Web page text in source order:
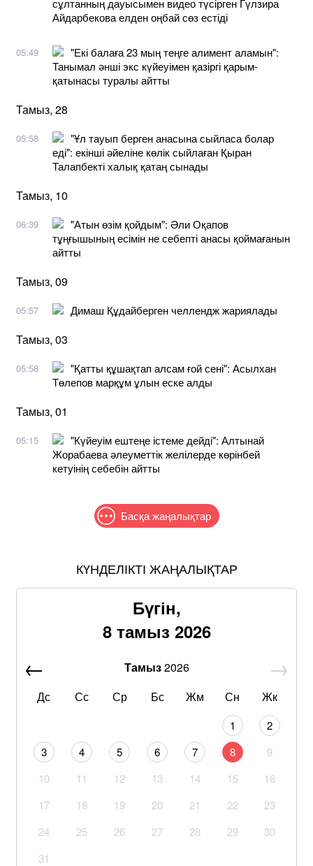
Айдарбекова елден оңбай сөз естіді
05:49
"Екі балаға 23 мың теңге алимент аламын":
Танымал әнші экс күйеуімен қазіргі қарым-
қатынасы туралы айтты
Тамыз, 28
05:58
"Ұл тауып берген анасына сыйласа болар
еді": екінші әйеліне көлік сыйлаған Қыран
Талапбекті халық қатаң сынады
Тамыз, 10
06:39
"Атын өзім қойдым": Әли Оқапов
тұңғышының есімін не себепті анасы қоймағанын
айтты
Тамыз, 09
05:57 Димаш Құдайберген челлендж жариялады
Тамыз, 03
05:58
"Қатты құшақтап алсам ғой сені": Асылхан
Төлепов марқұм ұлын еске алды
Тамыз, 01
05:15
"Күйеуім ештеңе істеме дейді": Алтынай
Жорабаева әлеуметтік желілерде көрінбей
кетуінің себебін айтты
Басқа жаңалықтар
КҮНДЕЛІКТІ ЖАҢАЛЫҚТАР
Бүгін,
8 тамыз 2026
Тамыз2026
Дс
Сс Ср Бс Жм Сн Жк
1
2
3
4 5 6 7 8
9
10
11 12 13 14 15
16
17
18 19 20 21 22
23
24
25 26 27 28 29
30
31